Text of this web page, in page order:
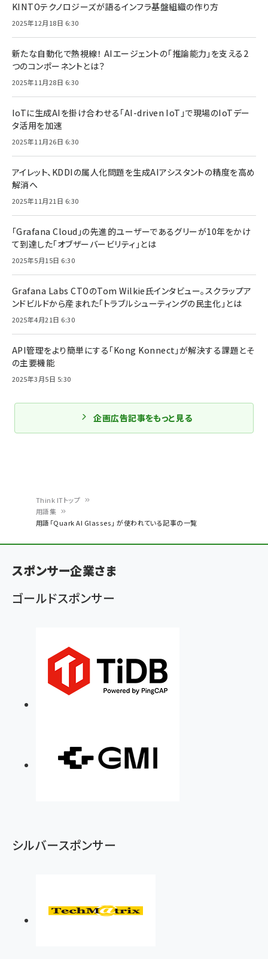
ン
く
ず
Think ITトップ
用語集
用語「Quark AI Glasses」 が使われている記事の一覧
KINTOテクノロジーズが語るインフラ基盤組織の作り方
2025年12月18日 6:30
新たな自動化で熱視線！ AIエージェントの「推論能力」を支える2
つのコンポーネントとは？
2025年11月28日 6:30
IoTに生成AIを掛け合わせる「AI-driven IoT」で現場のIoTデー
タ活用を加速
2025年11月26日 6:30
アイレット、KDDIの属人化問題を生成AIアシスタントの精度を高め
解消へ
2025年11月21日 6:30
「Grafana Cloud」の先進的ユーザーであるグリーが10年をかけ
て到達した「オブザーバービリティ」とは
2025年5月15日 6:30
Grafana Labs CTOのTom Wilkie氏インタビュー。スクラップア
ンドビルドから産まれた「トラブルシューティングの民主化」とは
2025年4月21日 6:30
API管理をより簡単にする「Kong Konnect」が解決する課題とそ
の主要機能
2025年3月5日 5:30
企画広告記事をもっと見る
スポンサー企業さま
ゴールドスポンサー
シルバースポンサー